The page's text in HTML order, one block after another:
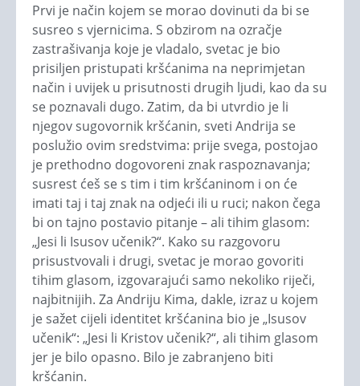
Prvi je način kojem se morao dovinuti da bi se
susreo s vjernicima. S obzirom na ozračje
zastrašivanja koje je vladalo, svetac je bio
prisiljen pristupati kršćanima na neprimjetan
način i uvijek u prisutnosti drugih ljudi, kao da su
se poznavali dugo. Zatim, da bi utvrdio je li
njegov sugovornik kršćanin, sveti Andrija se
poslužio ovim sredstvima: prije svega, postojao
je prethodno dogovoreni znak raspoznavanja;
susrest ćeš se s tim i tim kršćaninom i on će
imati taj i taj znak na odjeći ili u ruci; nakon čega
bi on tajno postavio pitanje – ali tihim glasom:
„Jesi li Isusov učenik?“. Kako su razgovoru
prisustvovali i drugi, svetac je morao govoriti
tihim glasom, izgovarajući samo nekoliko riječi,
najbitnijih. Za Andriju Kima, dakle, izraz u kojem
je sažet cijeli identitet kršćanina bio je „Isusov
učenik“: „Jesi li Kristov učenik?“, ali tihim glasom
jer je bilo opasno. Bilo je zabranjeno biti
kršćanin.